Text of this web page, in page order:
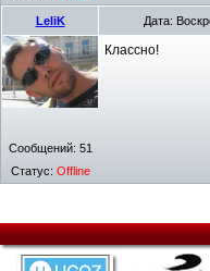
LeliK Дата:
Сообщений: 51
Статус: Offline
Классно!